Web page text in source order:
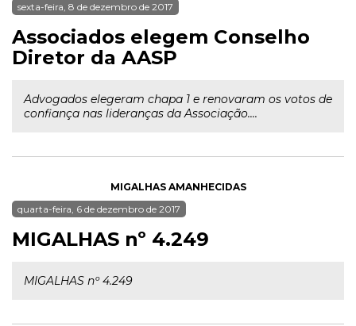
sexta-feira, 8 de dezembro de 2017
Associados elegem Conselho
Diretor da AASP
Advogados elegeram chapa 1 e renovaram os votos de
confiança nas lideranças da Associação....
MIGALHAS AMANHECIDAS
quarta-feira, 6 de dezembro de 2017
MIGALHAS nº 4.249
MIGALHAS nº 4.249